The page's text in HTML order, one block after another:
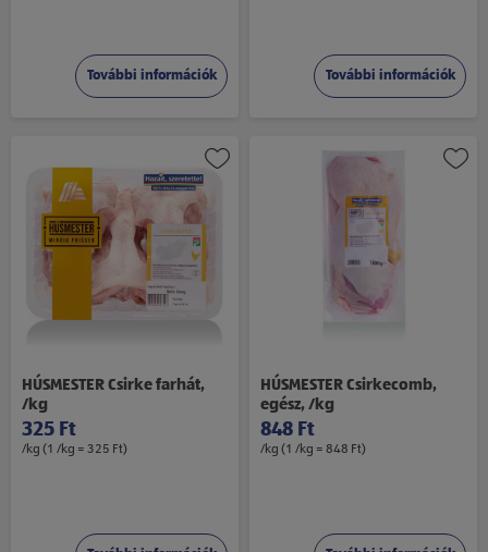
További információk További információk
HÚSMESTER Csirke farhát,
/kg
325 Ft
/kg (1 /kg = 325 Ft)
HÚSMESTER Csirkecomb,
egész, /kg
848 Ft
/kg (1 /kg = 848 Ft)